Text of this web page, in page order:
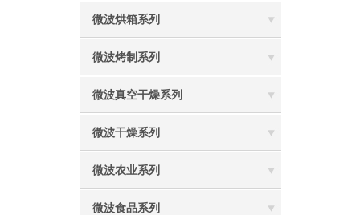
微波烘箱系列
微波烤制系列
微波真空干燥系列
微波干燥系列
微波农业系列
微波食品系列